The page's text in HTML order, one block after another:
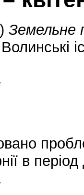
Земельне
Волинські
в